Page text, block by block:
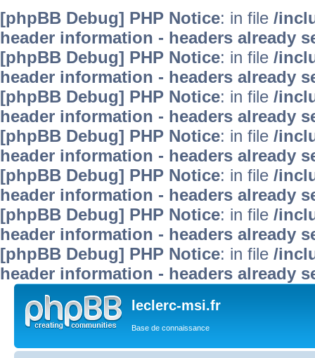
[phpBB Debug] PHP Notice: in file /
header information - headers already
[phpBB Debug] PHP Notice: in file /
header information - headers already
[phpBB Debug] PHP Notice: in file /
header information - headers already
[phpBB Debug] PHP Notice: in file /
header information - headers already
[phpBB Debug] PHP Notice: in file /
header information - headers already
[phpBB Debug] PHP Notice: in file /
header information - headers already
[phpBB Debug] PHP Notice: in file /
header information - headers already
leclerc-msi.fr
Base de connaissance